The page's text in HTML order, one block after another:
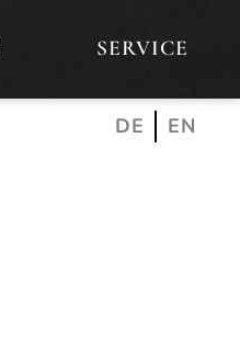
DE EN
SERVICE